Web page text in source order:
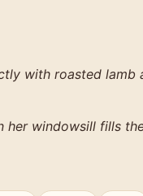
with roasted lamb
her windowsill fills